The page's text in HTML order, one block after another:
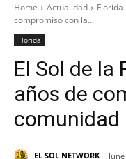
Home Actualidad Florida
compromiso con la...
Florida
El Sol de la
años de
comunidad
EL SOL NETWORK